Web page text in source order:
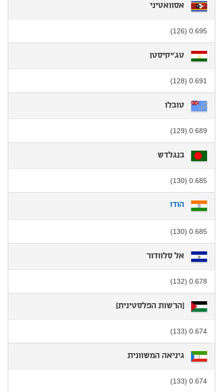
אסוואטיני
0.695 (126)
טג'יקיסטן
0.691 (128)
טובלו
0.689 (129)
בנגלדש
0.685 (130)
הודו
0.685 (130)
אל סלוודור
0.678 (132)
[הרשות הפלסטינית]
0.674 (133)
גיניאה המשוונית
0.674 (133)